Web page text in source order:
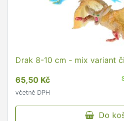
Drak 8-10 cm - mix variant
65,50 Kč
včetně DPH
Do